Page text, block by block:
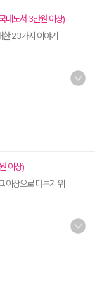
내도서 3만원 이상)
한 23가지 이야기
이상)
이상으로 다루기 위